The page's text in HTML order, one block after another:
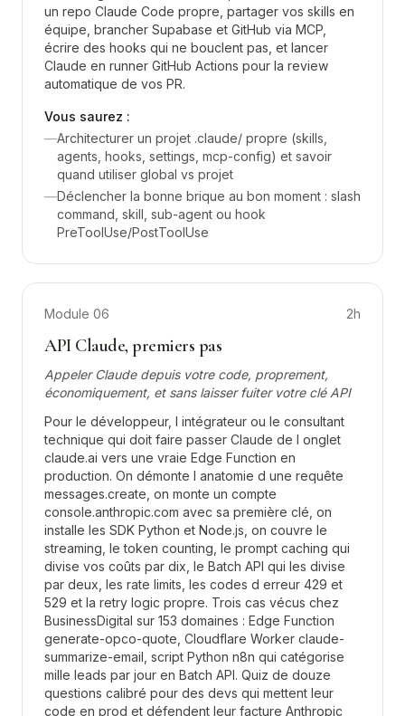
un repo Claude Code propre, partager vos skills en
équipe, brancher Supabase et GitHub via MCP,
écrire des hooks qui ne bouclent pas, et lancer
Claude en runner GitHub Actions pour la review
automatique de vos PR.
Vous saurez :
—Architecturer un projet .claude/ propre (skills,
agents, hooks, settings, mcp-config) et savoir
quand utiliser global vs projet
—Déclencher la bonne brique au bon moment : slash
command, skill, sub-agent ou hook
PreToolUse/PostToolUse
Module 06 2h
API Claude, premiers pas
Appeler Claude depuis votre code, proprement,
économiquement, et sans laisser fuiter votre clé API
Pour le développeur, l intégrateur ou le consultant
technique qui doit faire passer Claude de l onglet
claude.ai vers une vraie Edge Function en
production. On démonte l anatomie d une requête
messages.create, on monte un compte
console.anthropic.com avec sa première clé, on
installe les SDK Python et Node.js, on couvre le
streaming, le token counting, le prompt caching qui
divise vos coûts par dix, le Batch API qui les divise
par deux, les rate limits, les codes d erreur 429 et
529 et la retry logic propre. Trois cas vécus chez
BusinessDigital sur 153 domaines : Edge Function
generate-opco-quote, Cloudflare Worker claude-
summarize-email, script Python n8n qui catégorise
mille leads par jour en Batch API. Quiz de douze
questions calibré pour des devs qui mettent leur
code en prod et défendent leur facture Anthropic